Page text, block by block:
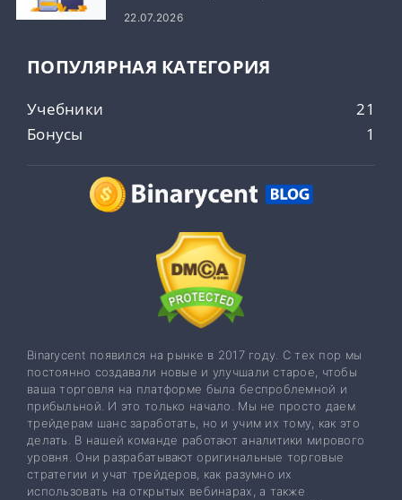
22.07.2026
ПОПУЛЯРНАЯ КАТЕГОРИЯ
Учебники
21
Бонусы
1
Binarycent появился на рынке в 2017 году. С тех пор мы
постоянно создавали новые и улучшали старое, чтобы
ваша торговля на платформе была беспроблемной и
прибыльной. И это только начало. Мы не просто даем
трейдерам шанс заработать, но и учим их тому, как это
делать. В нашей команде работают аналитики мирового
уровня. Они разрабатывают оригинальные торговые
стратегии и учат трейдеров, как разумно их
использовать на открытых вебинарах, а также